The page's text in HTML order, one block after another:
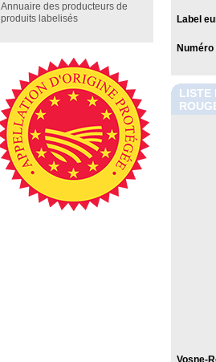
Annuaire des producteurs de
produits labelisés
Label
LISTE
Vosne-